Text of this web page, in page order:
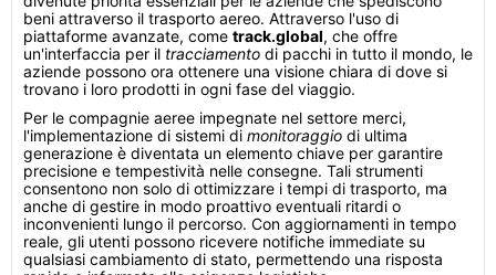
beni attraverso il trasporto aereo. Attraverso l'uso di
piattaforme avanzate, come track.global, che offre
un'interfaccia per il tracciamento di pacchi in tutto il mondo, le
aziende possono ora ottenere una visione chiara di dove si
trovano i loro prodotti in ogni fase del viaggio.
Per le compagnie aeree impegnate nel settore merci,
l'implementazione di sistemi di monitoraggio di ultima
generazione è diventata un elemento chiave per garantire
precisione e tempestività nelle consegne. Tali strumenti
consentono non solo di ottimizzare i tempi di trasporto, ma
anche di gestire in modo proattivo eventuali ritardi o
inconvenienti lungo il percorso. Con aggiornamenti in tempo
reale, gli utenti possono ricevere notifiche immediate su
qualsiasi cambiamento di stato, permettendo una risposta